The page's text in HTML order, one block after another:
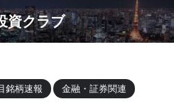
資クラブ
銘柄速報 金融・証券関連